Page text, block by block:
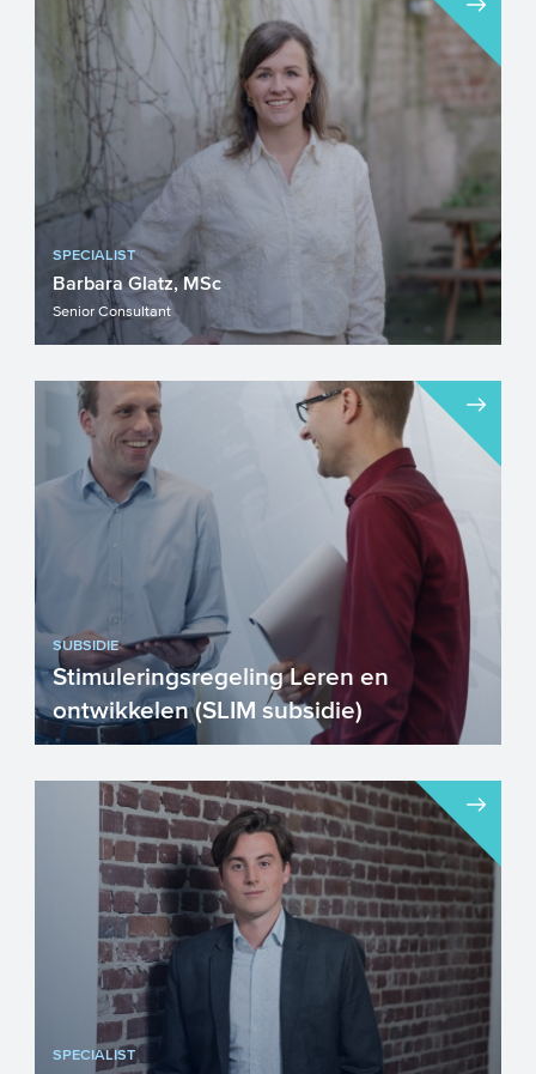
SPECIALIST
Barbara Glatz, MSc
Senior Consultant
SUBSIDIE
Stimuleringsregeling Leren en
ontwikkelen (SLIM subsidie)
Gaat u als mkb’er investeren in de
leercurve en ontwikkeling van
medewerkers? Of bent u als sa...
SPECIALIST